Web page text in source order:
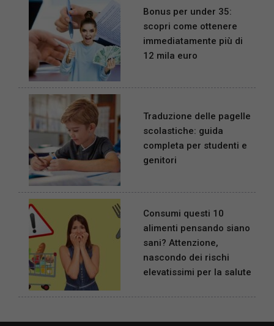
Bonus per under 35:
scopri come ottenere
immediatamente più di
12 mila euro
Traduzione delle pagelle
scolastiche: guida
completa per studenti e
genitori
Consumi questi 10
alimenti pensando siano
sani? Attenzione,
nascondo dei rischi
elevatissimi per la salute